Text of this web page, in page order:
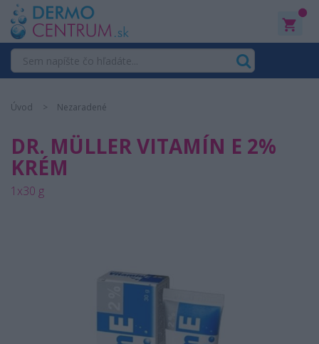
Úvod Nezaradené
DR. MÜLLER VITAMÍN E 2%
KRÉM
1x30 g